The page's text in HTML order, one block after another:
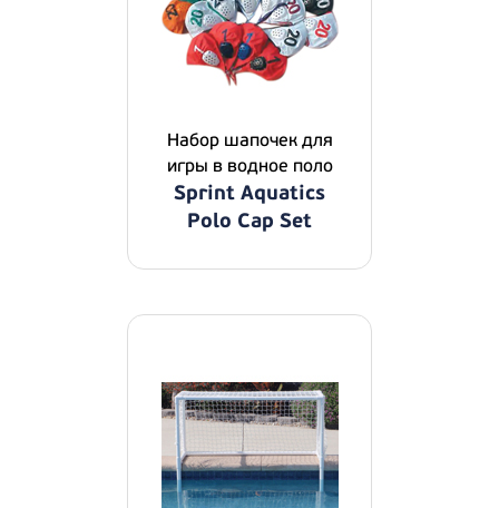
Набор шапочек для
игры в водное поло
Sprint Aquatics
Polo Cap Set